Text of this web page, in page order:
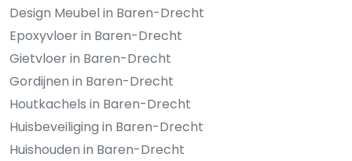
Design Meubel in Baren-Drecht
Epoxyvloer in Baren-Drecht
Gietvloer in Baren-Drecht
Gordijnen in Baren-Drecht
Houtkachels in Baren-Drecht
Huisbeveiliging in Baren-Drecht
Huishouden in Baren-Drecht